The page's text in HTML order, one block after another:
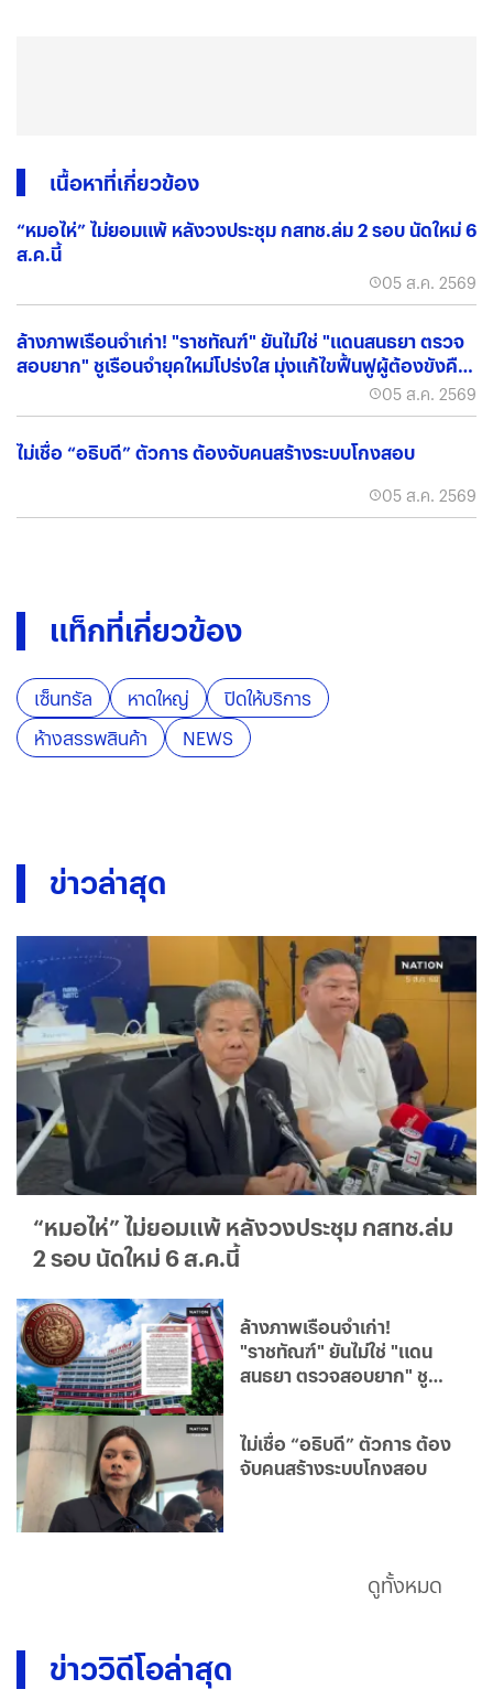
เนื้อหาที่เกี่ยวข้อง
“หมอไห่” ไม่ยอมแพ้ หลังวงประชุม กสทช.ล่ม 2 รอบ นัดใหม่ 6
ส.ค.นี้
05 ส.ค. 2569
ล้างภาพเรือนจำเก่า! "ราชทัณฑ์" ยันไม่ใช่ "แดนสนธยา ตรวจ
สอบยาก" ชูเรือนจำยุคใหม่โปร่งใส มุ่งแก้ไขฟื้นฟูผู้ต้องขังคืน
05 ส.ค. 2569
ไม่เชื่อ “อธิบดี” ตัวการ ต้องจับคนสร้างระบบโกงสอบ
05 ส.ค. 2569
แท็กที่เกี่ยวข้อง
เซ็นทรัล หาดใหญ่
ปิดให้บริการ
ห้างสรรพสินค้า
NEWS
ข่าวล่าสุด
“หมอไห่” ไม่ยอมแพ้ หลังวงประชุม กสทช.ล่ม
2 รอบ นัดใหม่ 6 ส.ค.นี้
ล้างภาพเรือนจำเก่า!
"ราชทัณฑ์" ยันไม่ใช่ "แดน
สนธยา ตรวจสอบยาก" ชู
สังคม
ไม่เชื่อ “อธิบดี” ตัวการ ต้อง
จับคนสร้างระบบโกงสอบ
ดูทั้งหมด
ข่าววิดีโอล่าสุด